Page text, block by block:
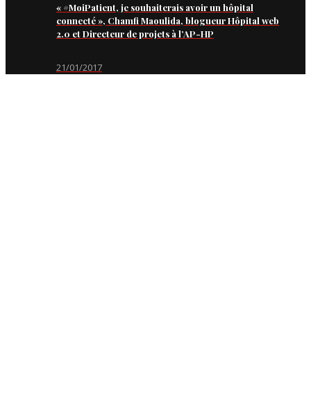
« #MoiPatient, je souhaiterais avoir un hôpital
connecté », Chamfi Maoulida, blogueur Hôpital web
2.0 et Directeur de projets à l’AP-HP
21/01/2017